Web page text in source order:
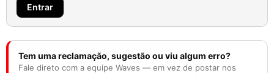
Entrar
Tem uma reclamação, sugestão ou viu algum erro?
Fale direto com a equipe Waves — em vez de postar nos